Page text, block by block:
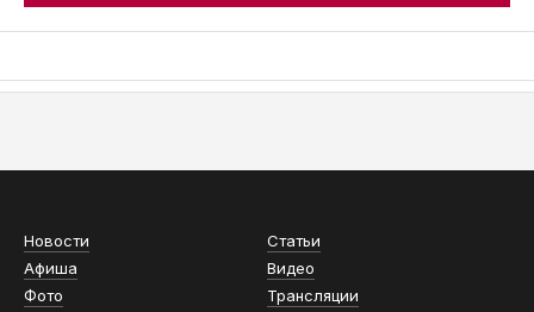
Новости
Статьи
Афиша
Видео
Фото
Трансляции